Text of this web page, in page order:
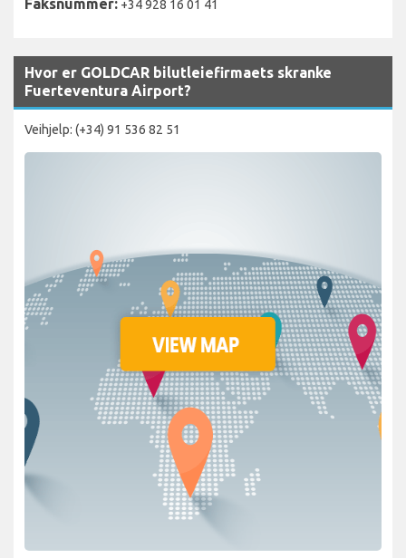
Faksnummer: +34 928 16 01 41
Hvor er GOLDCAR bilutleiefirmaets skranke
Fuerteventura Airport?
Veihjelp: (+34) 91 536 82 51